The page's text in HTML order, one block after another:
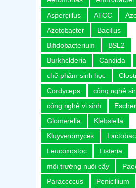
Aspergillus
ATCC
Azotobacter
Bacillus
Bifidobacterium
BSL2
Burkholderia
Candida
chế phẩm sinh học
Cordyceps
công nghệ
công nghệ vi sinh
Glomerella
Klebsiella
Kluyveromyces
Leuconostoc
Listeria
môi trường nuôi cấy
Paracoccus
Penicillium